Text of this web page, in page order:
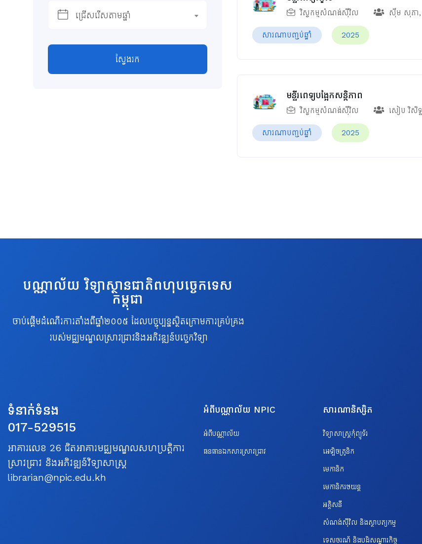
ជ្រើសរើសតាមឆ្នាំ
ស្វែងរក
វិស្វកម្មសំណង់ស៊ីវិល ស៊ឹម សុភា,
សារណាបញ្ចប់ឆ្នាំ 2025
មន្ទីរពេទ្យបង្អែកសន្តិភាព
វិស្វកម្មសំណង់ស៊ីវិល សៀប វិសិទ្ធ
សារណាបញ្ចប់ឆ្នាំ 2025
បណ្ណាល័យ វិទ្យាស្ថានជាតិពហុបច្ចេកទេស
កម្ពុជា
ចាប់ផ្តើមដំណើរការតាំងពីឆ្នាំ២០០៥ ដែលបច្ចុប្បន្នស្ថិតក្រោមការគ្រប់គ្រង
របស់មជ្ឈមណ្ឌលស្រាវជ្រាវនិងអភិវឌ្ឍន៍បច្ចេកវិទ្យា
ទំនាក់ទំនង
017-529515
អាគារលេខ 26 ជិតអាគារមជ្ឈមណ្ឌលសហប្រត្តិការ
ស្រាវជ្រាវ និងអភិវឌ្ឍន៍វិទ្យាសាស្ត្រ
librarian@npic.edu.kh
អំពីបណ្ណាល័យ NPIC
អំពីបណ្ណាល័យ
ធនធានឯកសារស្រាវជ្រាវ
សារណានិស្សិត
វិទ្យាសាស្ត្រកុំព្យូទ័រ
អេឡិចត្រូនិក
មេកានិក
មេកានិករថយន្ត
អគ្គិសនី
សំណង់ស៊ីវិល និងស្ថាបត្យកម្ម
ទេសចរណ័ និងបដិសណ្ឋារកិច្ច